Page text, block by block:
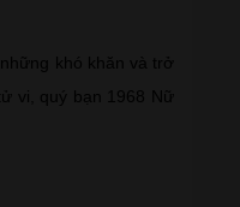
khó khăn và trở
vi, quý bạn 1968 Nữ